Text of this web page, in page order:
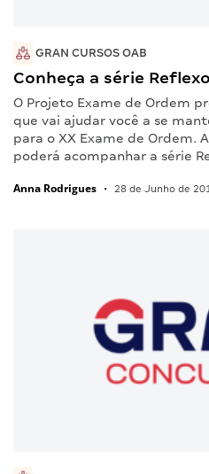
GRAN CURSOS OAB
Conheça a série
O Projeto Exame de Ordem
que vai ajudar você a se
para o XX Exame de Ordem.
poderá acompanhar a série
Anna Rodrigues • 28 de Junho de